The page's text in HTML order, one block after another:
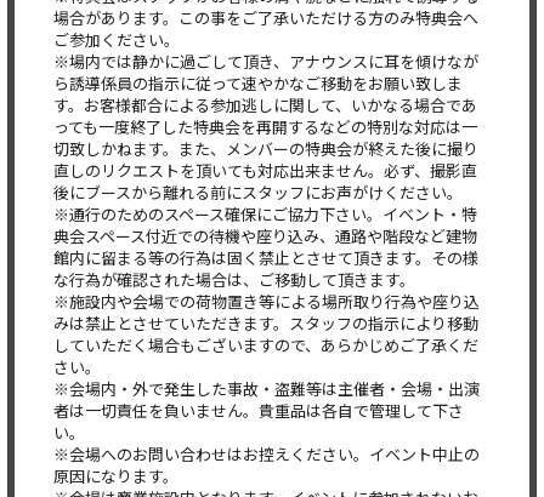
場合があります。この事をご了承いただける方のみ特典会へ
ご参加ください。
※場内では静かに過ごして頂き、アナウンスに耳を傾けなが
ら誘導係員の指示に従って速やかなご移動をお願い致しま
す。お客様都合による参加逃しに関して、いかなる場合であ
っても一度終了した特典会を再開するなどの特別な対応は一
切致しかねます。また、メンバーの特典会が終えた後に撮り
直しのリクエストを頂いても対応出来ません。必ず、撮影直
後にブースから離れる前にスタッフにお声がけください。
※通行のためのスペース確保にご協力下さい。イベント・特
典会スペース付近での待機や座り込み、通路や階段など建物
館内に留まる等の行為は固く禁止とさせて頂きます。その様
な行為が確認された場合は、ご移動して頂きます。
※施設内や会場での荷物置き等による場所取り行為や座り込
みは禁止とさせていただきます。スタッフの指示により移動
していただく場合もございますので、あらかじめご了承くだ
さい。
※会場内・外で発生した事故・盗難等は主催者・会場・出演
者は一切責任を負いません。貴重品は各自で管理して下さ
い。
※会場へのお問い合わせはお控えください。イベント中止の
原因になります。